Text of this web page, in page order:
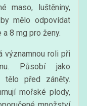
maso, luštěniny,
mělo odpovídat
8 mg pro ženy.
významnou roli při
Působí jako
tělo před záněty.
mořské plody,